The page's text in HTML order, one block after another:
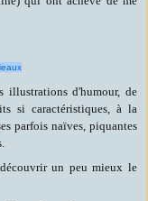
illustrations d'humour, de
si caractéristiques, à la
parfois naïves, piquantes
un peu mieux le